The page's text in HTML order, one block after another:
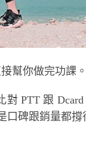
幫你做完功課。
對 PTT 跟
口碑跟銷量都撐